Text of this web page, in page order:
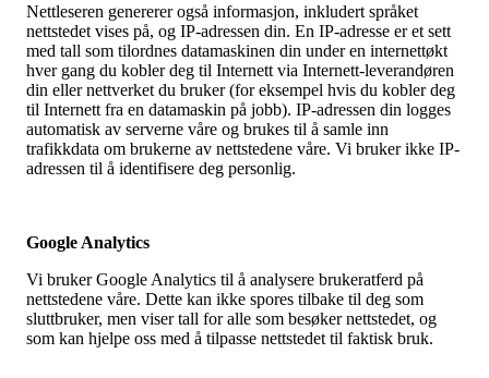
Nettleseren genererer også informasjon, inkludert språket
nettstedet vises på, og IP-adressen din. En IP-adresse er et sett
med tall som tilordnes datamaskinen din under en internettøkt
hver gang du kobler deg til Internett via Internett-leverandøren
din eller nettverket du bruker (for eksempel hvis du kobler deg
til Internett fra en datamaskin på jobb). IP-adressen din logges
automatisk av serverne våre og brukes til å samle inn
trafikkdata om brukerne av nettstedene våre. Vi bruker ikke IP-
adressen til å identifisere deg personlig.
Google Analytics
Vi bruker Google Analytics til å analysere brukeratferd på
nettstedene våre. Dette kan ikke spores tilbake til deg som
sluttbruker, men viser tall for alle som besøker nettstedet, og
som kan hjelpe oss med å tilpasse nettstedet til faktisk bruk.